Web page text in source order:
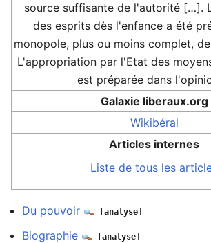
source suffisante de l'autorité […].
des esprits dès l'enfance a été
monopole, plus ou moins complet,
L'appropriation par l'Etat des
est préparée dans
Galaxie liberaux.org
Wikibéral
Articles internes
Liste de tous les
Du pouvoir [analyse]
Biographie [analyse]